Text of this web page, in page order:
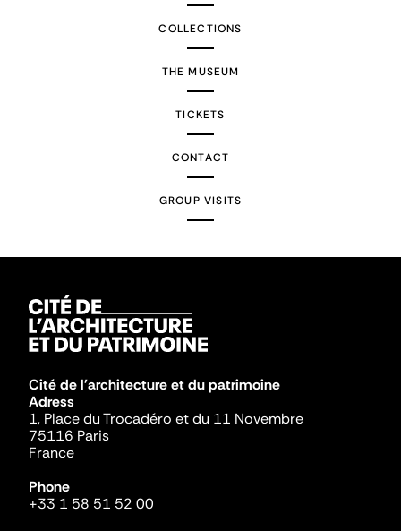
COLLECTIONS
THE MUSEUM
TICKETS
CONTACT
GROUP VISITS
Cité de l'architecture et du patrimoine
Adress
1, Place du Trocadéro et du 11 Novembre
75116 Paris
France
Phone
+33 1 58 51 52 00